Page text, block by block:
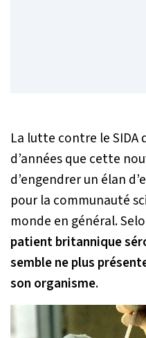
La lutte contre le
d’années que cette
d’engendrer un élan
pour la communauté
monde en général.
patient britannique
semble ne plus
son organisme.